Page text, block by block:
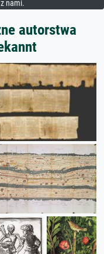
nami.
autorstwa